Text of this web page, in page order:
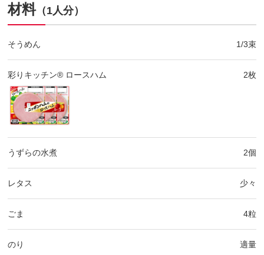
材料（1人分）
そうめん 1/3束
彩りキッチン® ロースハム 2枚
うずらの水煮 2個
レタス 少々
ごま 4粒
のり 適量